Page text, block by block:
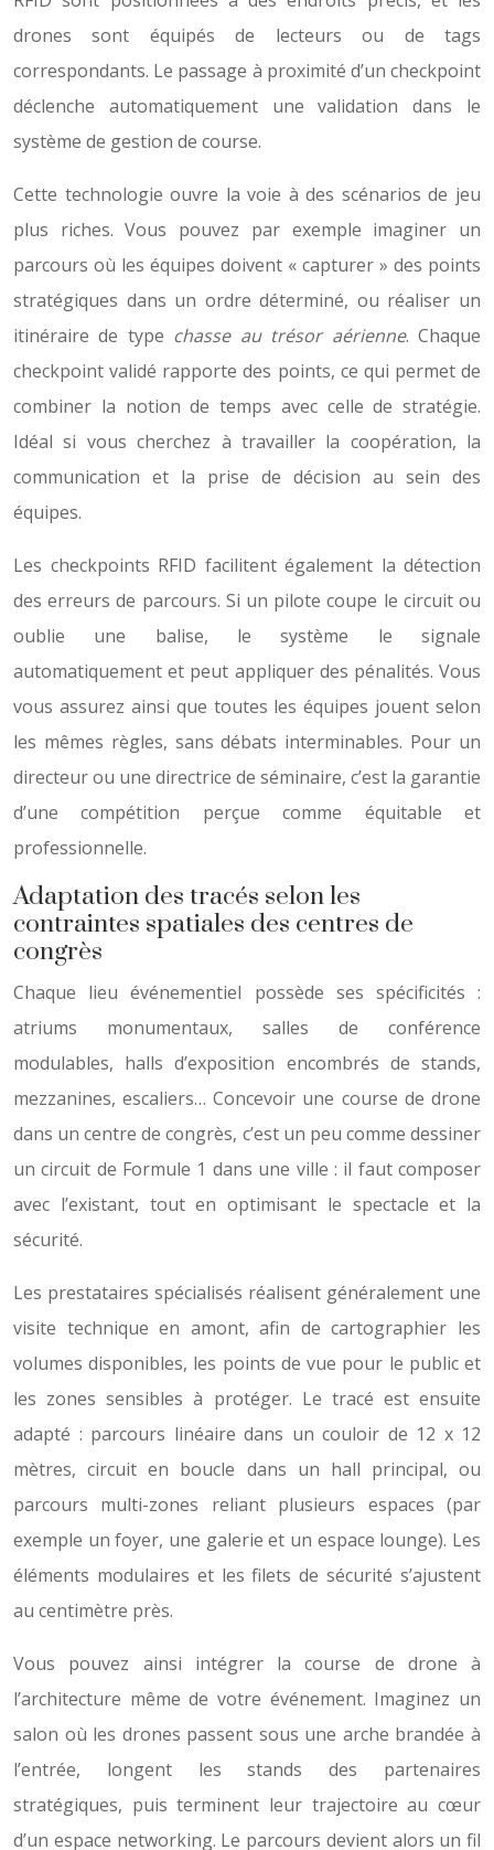
drones sont équipés de lecteurs ou de tags
correspondants. Le passage à proximité d’un checkpoint
déclenche automatiquement une validation dans le
système de gestion de course.
Cette technologie ouvre la voie à des scénarios de jeu
plus riches. Vous pouvez par exemple imaginer un
parcours où les équipes doivent « capturer » des points
stratégiques dans un ordre déterminé, ou réaliser un
itinéraire de type chasse au trésor aérienne. Chaque
checkpoint validé rapporte des points, ce qui permet de
combiner la notion de temps avec celle de stratégie.
Idéal si vous cherchez à travailler la coopération, la
communication et la prise de décision au sein des
équipes.
Les checkpoints RFID facilitent également la détection
des erreurs de parcours. Si un pilote coupe le circuit ou
oublie une balise, le système le signale
automatiquement et peut appliquer des pénalités. Vous
vous assurez ainsi que toutes les équipes jouent selon
les mêmes règles, sans débats interminables. Pour un
directeur ou une directrice de séminaire, c’est la garantie
d’une compétition perçue comme équitable et
professionnelle.
Adaptation des tracés selon les
contraintes spatiales des centres de
congrès
Chaque lieu événementiel possède ses spécificités :
atriums monumentaux, salles de conférence
modulables, halls d’exposition encombrés de stands,
mezzanines, escaliers… Concevoir une course de drone
dans un centre de congrès, c’est un peu comme dessiner
un circuit de Formule 1 dans une ville : il faut composer
avec l’existant, tout en optimisant le spectacle et la
sécurité.
Les prestataires spécialisés réalisent généralement une
visite technique en amont, afin de cartographier les
volumes disponibles, les points de vue pour le public et
les zones sensibles à protéger. Le tracé est ensuite
adapté : parcours linéaire dans un couloir de 12 x 12
mètres, circuit en boucle dans un hall principal, ou
parcours multi-zones reliant plusieurs espaces (par
exemple un foyer, une galerie et un espace lounge). Les
éléments modulaires et les filets de sécurité s’ajustent
au centimètre près.
Vous pouvez ainsi intégrer la course de drone à
l’architecture même de votre événement. Imaginez un
salon où les drones passent sous une arche brandée à
l’entrée, longent les stands des partenaires
stratégiques, puis terminent leur trajectoire au cœur
d’un espace networking. Le parcours devient alors un fil